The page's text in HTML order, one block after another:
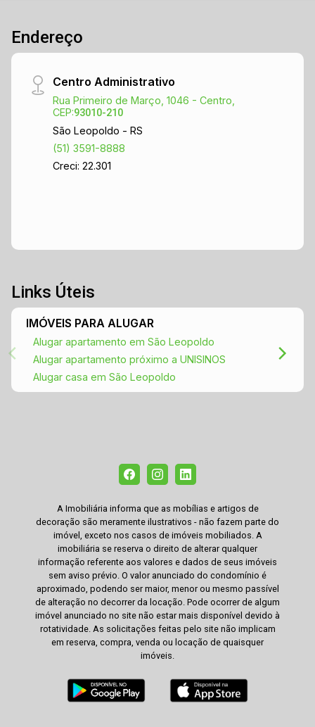
Endereço
Centro Administrativo
Rua Primeiro de Março, 1046 - Centro,
CEP:93010-210
São Leopoldo - RS
(51) 3591-8888
Creci: 22.301
Links Úteis
IMÓVEIS PARA ALUGAR
Alugar apartamento em São Leopoldo
Alugar apartamento próximo a UNISINOS
Alugar casa em São Leopoldo
A Imobiliária informa que as mobílias e artigos de
decoração são meramente ilustrativos - não fazem parte do
imóvel, exceto nos casos de imóveis mobiliados. A
imobiliária se reserva o direito de alterar qualquer
informação referente aos valores e dados de seus imóveis
sem aviso prévio. O valor anunciado do condomínio é
aproximado, podendo ser maior, menor ou mesmo passível
de alteração no decorrer da locação. Pode ocorrer de algum
imóvel anunciado no site não estar mais disponível devido à
rotatividade. As solicitações feitas pelo site não implicam
em reserva, compra, venda ou locação de quaisquer
imóveis.